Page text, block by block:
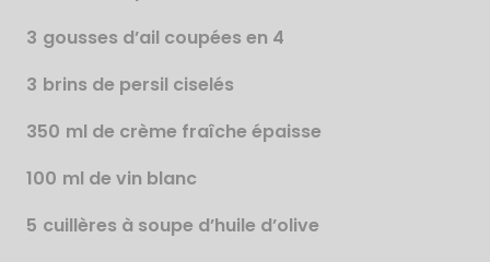
3 gousses d’ail coupées en 4
3 brins de persil ciselés
350 ml de crème fraîche épaisse
100 ml de vin blanc
5 cuillères à soupe d’huile d’olive